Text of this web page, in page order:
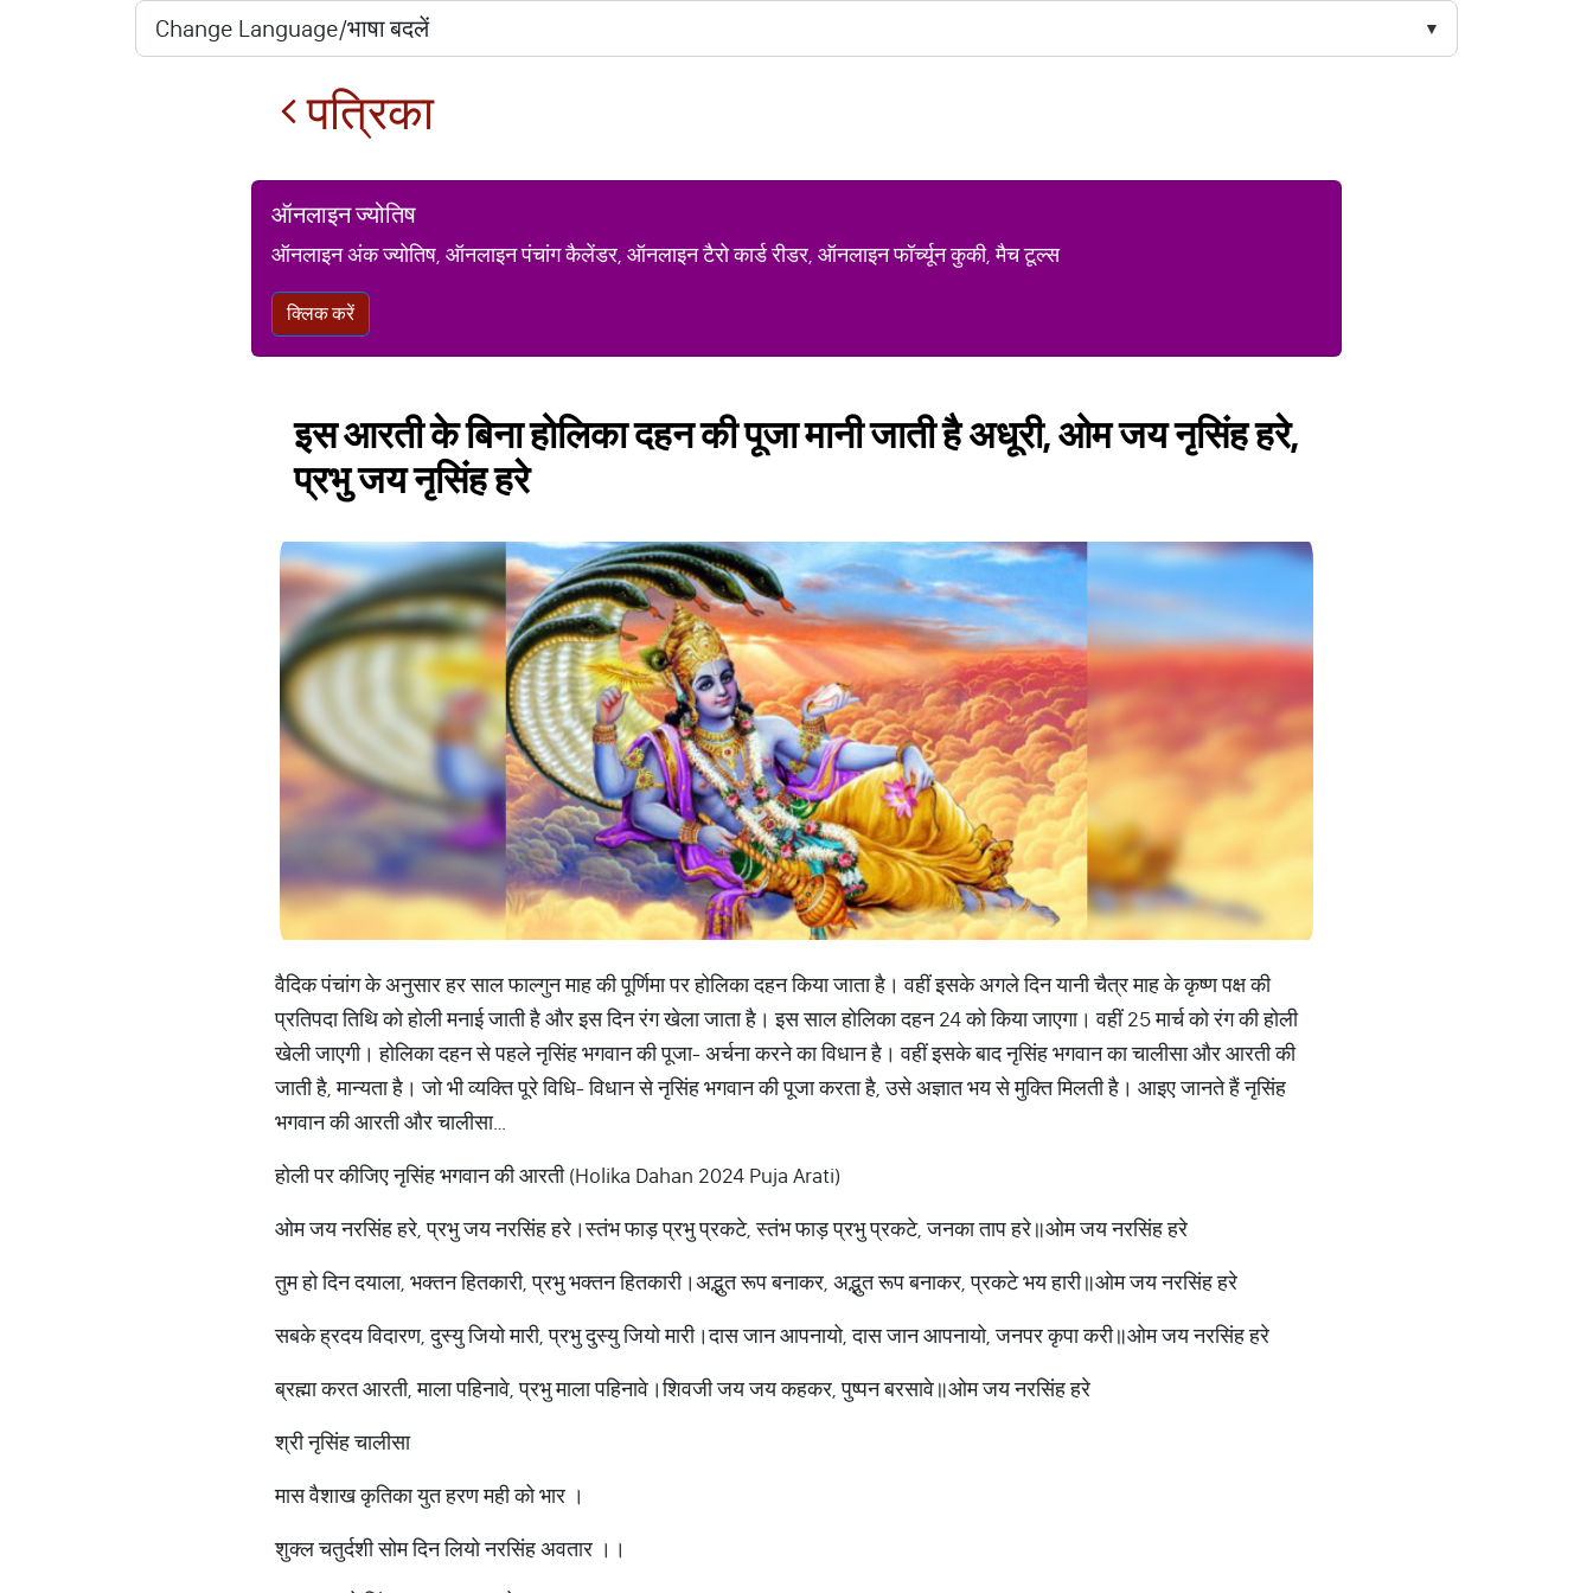
पत्रिका
ऑनलाइन ज्योतिष
ऑनलाइन अंक ज्योतिष, ऑनलाइन पंचांग कैलेंडर, ऑनलाइन टैरो कार्ड रीडर, ऑनलाइन फॉर्च्यून कुकी, मैच टूल्स
क्लिक करें
इस आरती के बिना होलिका दहन की पूजा मानी जाती है अधूरी, ओम जय नृसिंह हरे,
प्रभु जय नृसिंह हरे
वैदिक पंचांग के अनुसार हर साल फाल्गुन माह की पूर्णिमा पर होलिका दहन किया जाता है। वहीं इसके अगले दिन यानी चैत्र माह के कृष्ण पक्ष की
प्रतिपदा तिथि को होली मनाई जाती है और इस दिन रंग खेला जाता है। इस साल होलिका दहन 24 को किया जाएगा। वहीं 25 मार्च को रंग की होली
खेली जाएगी। होलिका दहन से पहले नृसिंह भगवान की पूजा- अर्चना करने का विधान है। वहीं इसके बाद नृसिंह भगवान का चालीसा और आरती की
जाती है, मान्यता है। जो भी व्यक्ति पूरे विधि- विधान से नृसिंह भगवान की पूजा करता है, उसे अज्ञात भय से मुक्ति मिलती है। आइए जानते हैं नृसिंह
भगवान की आरती और चालीसा…
होली पर कीजिए नृसिंह भगवान की आरती (Holika Dahan 2024 Puja Arati)
ओम जय नरसिंह हरे, प्रभु जय नरसिंह हरे।स्तंभ फाड़ प्रभु प्रकटे, स्तंभ फाड़ प्रभु प्रकटे, जनका ताप हरे॥ओम जय नरसिंह हरे
तुम हो दिन दयाला, भक्तन हितकारी, प्रभु भक्तन हितकारी।अद्भुत रूप बनाकर, अद्भुत रूप बनाकर, प्रकटे भय हारी॥ओम जय नरसिंह हरे
सबके ह्रदय विदारण, दुस्यु जियो मारी, प्रभु दुस्यु जियो मारी।दास जान आपनायो, दास जान आपनायो, जनपर कृपा करी॥ओम जय नरसिंह हरे
ब्रह्मा करत आरती, माला पहिनावे, प्रभु माला पहिनावे।शिवजी जय जय कहकर, पुष्पन बरसावे॥ओम जय नरसिंह हरे
श्री नृसिंह चालीसा
मास वैशाख कृतिका युत हरण मही को भार ।
शुक्ल चतुर्दशी सोम दिन लियो नरसिंह अवतार ।।